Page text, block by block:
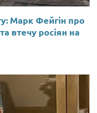
Марк Фейгін про
втечу росіян на